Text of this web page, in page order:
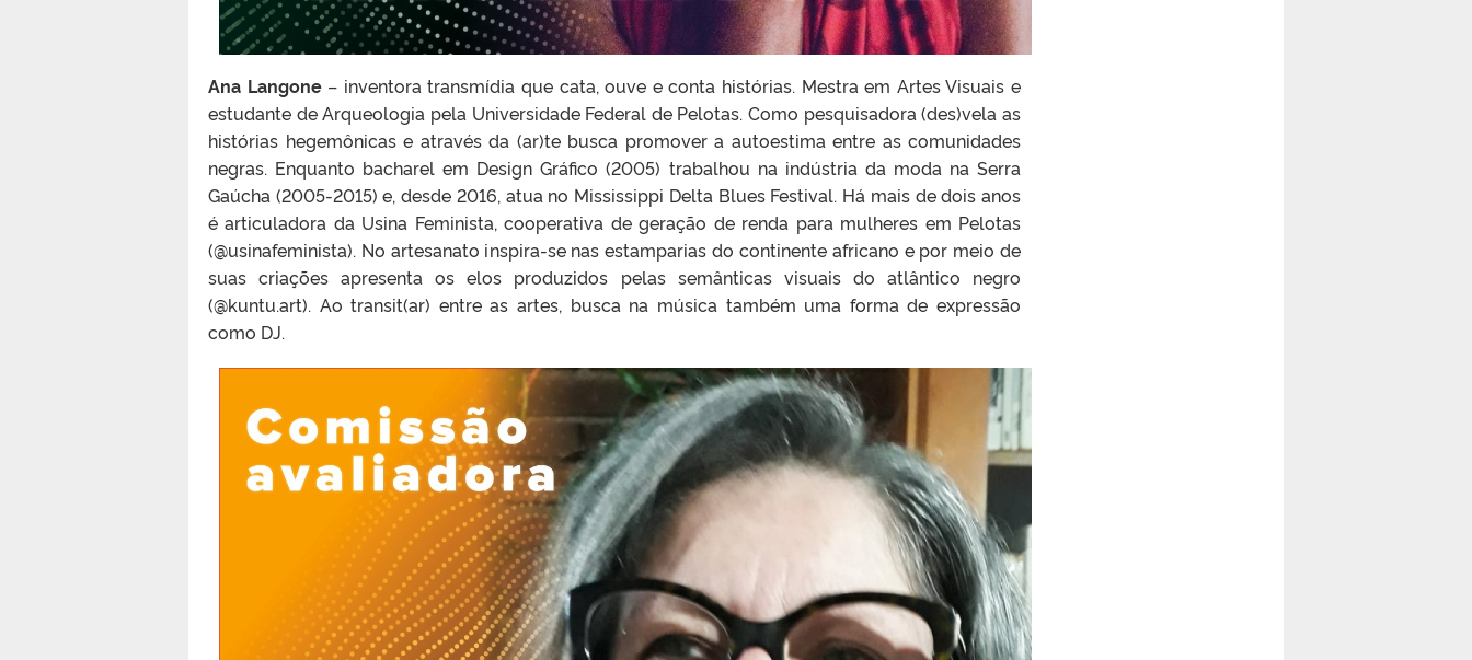
Ana Langone– inventora transmídia que cata, ouve e conta histórias. Mestra em Artes Visuais e
estudante de Arqueologia pela Universidade Federal de Pelotas. Como pesquisadora (des)vela as
histórias hegemônicas e através da (ar)te busca promover a autoestima entre as comunidades
negras. Enquanto bacharel em Design Gráfico (2005) trabalhou na indústria da moda na Serra
Gaúcha (2005-2015) e, desde 2016, atua no Mississippi Delta Blues Festival. Há mais de dois anos
é articuladora da Usina Feminista, cooperativa de geração de renda para mulheres em Pelotas
(@usinafeminista). No artesanato inspira-se nas estamparias do continente africano e por meio de
suas criações apresenta os elos produzidos pelas semânticas visuais do atlântico negro
(@kuntu.art). Ao transit(ar) entre as artes, busca na música também uma forma de expressão
como DJ.